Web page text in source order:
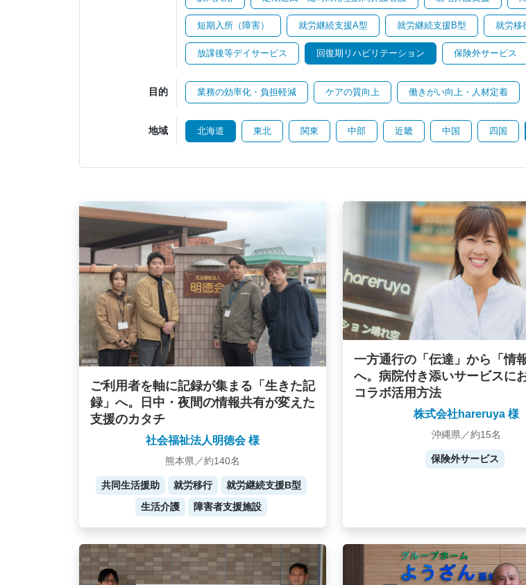
短期入所（障害） 就労継続支援A型 就労継続支援B型 就労移
放課後等デイサービス 回復期リハビリテーション 保険外サービス
目的 業務の効率化・負担軽減 ケアの質向上 働きがい向上・人材定着
地域 北海道 東北 関東 中部 近畿 中国 四国
ご利用者を軸に記録が集まる「生きた記
録」へ。日中・夜間の情報共有が変えた
支援のカタチ
社会福祉法人明徳会 様
熊本県／約140名
共同生活援助 就労移行
就労継続支援B型
生活介護
障害者支援施設
一方通行の「伝達」から「情
へ。病院付き添いサービスに
コラボ活用方法
株式会社hareruya 様
沖縄県／約15名
保険外サービス